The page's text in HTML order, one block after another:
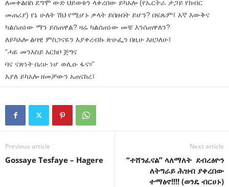
ለመቀልበስ ደግሞ ውድ ህይወቱን ላቀረበው ይካአሎ (የኤርትራ ታጋይ የክብር
መጠሪያ) የኔ ሁለት ሽህ የሚሆኑ ቃላት ይበዙበት ይሆን? በፍጹም፤ እኛ እውቅና
ካልሰጠነው ማን ይሰጠዋል? ዛሬ ካልሰጠነው መቼ እንሰጠዋለን?
ለይካአሎ ልባዊ ምስጋናዬን እያቀረብኩ ጽሁፌን በዚሁ እዘጋለሁ፤
“ሓዬ መንእስይ አርክቦ ጅግና
ባና ናጽነት በሪሁ ነሆ ወሊዑ ፋና፡፡”
እያለ ይካአሎ ዘመቻውን አጠናከረ፤
Previous article
Gossaye Tesfaye – Hagere
Next article
“ተሸንፈናል” ላለማለት ደብረፅዮን
ለትግራይ ሕዝብ ያቀረበው
ተማፅኖ!!!! (ወንዴ ብርሀኑ)